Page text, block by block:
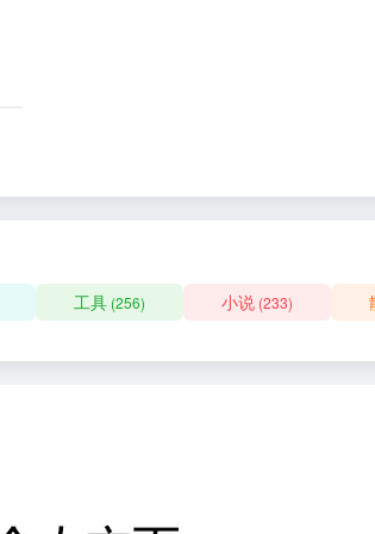
工具(256) 小说(233)